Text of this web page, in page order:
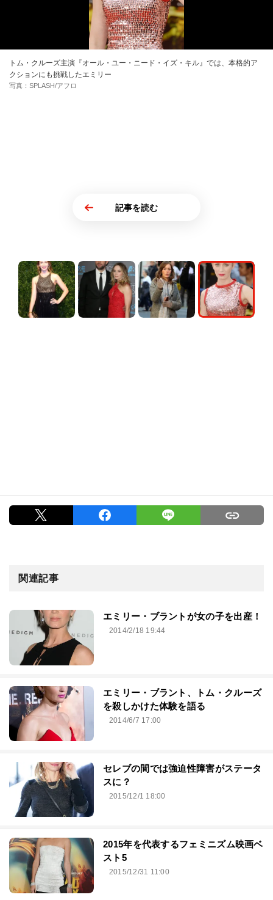
トム・クルーズ主演『オール・ユー・ニード・イズ・キル』では、本格的ア
クションにも挑戦したエミリー
写真：SPLASH/アフロ
記事を読む
関連記事
エミリー・ブラントが女の子を出産！
2014/2/18 19:44
エミリー・ブラント、トム・クルーズ
を殺しかけた体験を語る
2014/6/7 17:00
セレブの間では強迫性障害がステータ
スに？
2015/12/1 18:00
2015年を代表するフェミニズム映画ベ
スト5
2015/12/31 11:00